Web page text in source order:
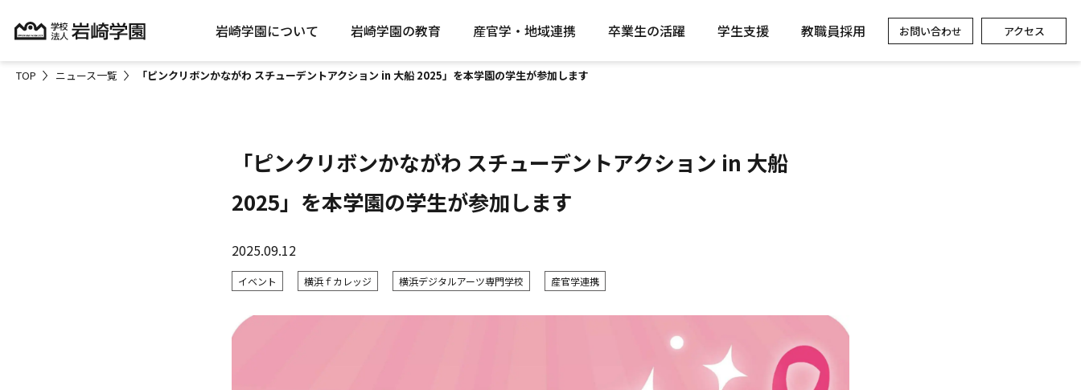
岩崎学園について 岩崎学園の教育 産官学・地域連携 卒業生の活躍 学生支援 教職員採用 お問い合わせ アクセス
TOP ニュース一覧 「ピンクリボンかながわ スチューデントアクション in 大船 2025」を本学園の学生が参加します
「ピンクリボンかながわ スチューデントアクション in 大船
2025」を本学園の学生が参加します
2025.09.12
イベント 横浜ｆカレッジ 横浜デジタルアーツ専門学校 産官学連携